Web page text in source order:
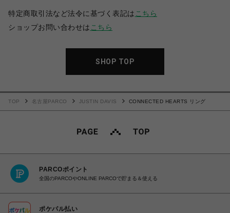
特定商取引法など法令に基づく表記は こちら
ショップお問い合わせは こちら
SHOP TOP
TOP 名古屋PARCO JUSTIN DAVIS CONNECTED HEARTS リング
PARCOポイント
全国のPARCOやONLINE PARCOで貯まる＆使える
ポケパル払い